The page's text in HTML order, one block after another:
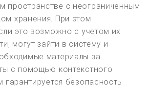
пространстве с неограниченным
хранения. При этом
это возможно с учетом их
могут зайти в систему и
материалы за
с помощью контекстного
гарантируется безопасность